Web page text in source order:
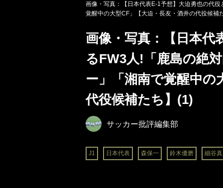
画像・写真：【日本代表E-1予想】大迫勇也の代
覚醒中の大型CF」【大迫・長友・酒井の代役候補
画像・写真：【日本代
るFW3人!「鹿島の絶
ー」「湘南で覚醒中の
代役候補たち】(1)
サッカー批評編集部
J1 日本代表 森保一 鈴木優磨 細谷